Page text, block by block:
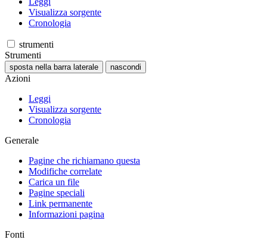
Visualizza sorgente
Cronologia
strumenti
Strumenti
sposta nella barra laterale nascondi
Azioni
Leggi
Visualizza sorgente
Cronologia
Generale
Pagine che richiamano questa
Modifiche correlate
Carica un file
Pagine speciali
Link permanente
Informazioni pagina
Fonti